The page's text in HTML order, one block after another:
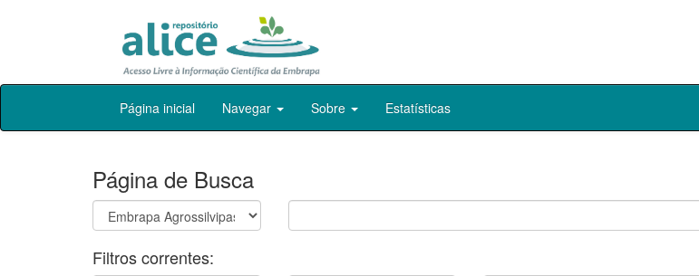
Skip
Página inicial Navegar Sobre Estatísticas
Página de Busca
Filtros correntes: